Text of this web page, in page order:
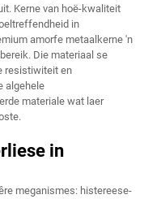
Kerne van hoë-kwaliteit
in
amorfe metaalkerne 'n
Die materiaal se
resistiwiteit en
algehele
materiale wat laer
in
meganismes: histereese-